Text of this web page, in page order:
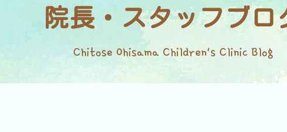
院長・スタッフブロ
Chitose Ohisama Children's Clinic Blog